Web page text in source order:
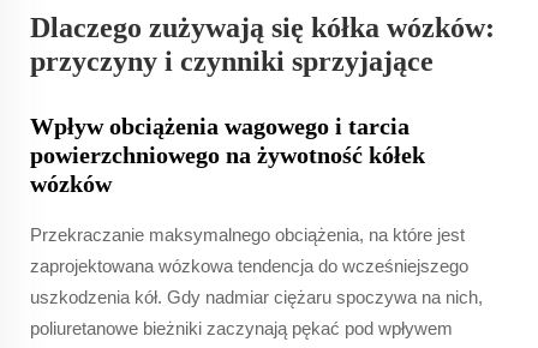
Dlaczego zużywają się kółka wózków:
przyczyny i czynniki sprzyjające
Wpływ obciążenia wagowego i tarcia
powierzchniowego na żywotność kółek
wózków
Przekraczanie maksymalnego obciążenia, na które jest
zaprojektowana wózkowa tendencja do wcześniejszego
uszkodzenia kół. Gdy nadmiar ciężaru spoczywa na nich,
poliuretanowe bieżniki zaczynają pękać pod wpływem